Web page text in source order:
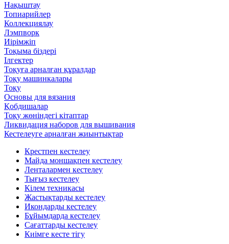
Нақыштау
Топиарийлер
Коллекциялау
Лэмпворк
Иірімжіп
Тоқыма біздері
Ілгектер
Тоқуға арналған құралдар
Тоқу машинкалары
Тоқу
Основы для вязания
Қобдишалар
Тоқу жөніндегі кітаптар
Ликвидация наборов для вышивания
Кестелеуге арналған жиынтықтар
Крестпен кестелеу
Майда моншақпен кестелеу
Ленталармен кестелеу
Тығыз кестелеу
Кілем техникасы
Жастықтарды кестелеу
Икондарды кестелеу
Бұйымдарда кестелеу
Сағаттарды кестелеу
Киімге кесте тігу